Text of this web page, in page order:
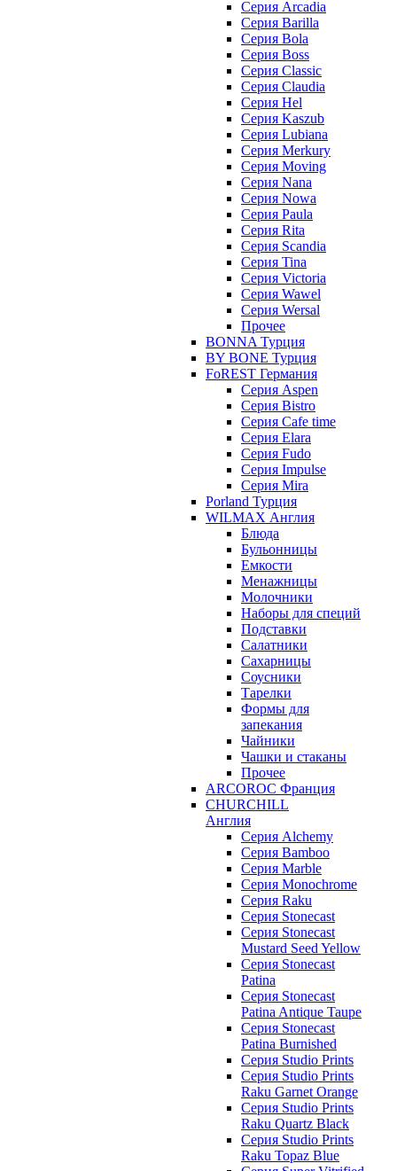
Серия Arcadia
Серия Barilla
Серия Bola
Серия Boss
Серия Classic
Серия Claudia
Серия Hel
Серия Kaszub
Серия Lubiana
Серия Merkury
Серия Moving
Серия Nana
Серия Nowa
Серия Paula
Серия Rita
Серия Scandia
Серия Tina
Серия Victoria
Серия Wawel
Серия Wersal
Прочее
BONNA Турция
BY BONE Турция
FoREST Германия
Серия Aspen
Серия Bistro
Серия Cafe time
Серия Elara
Серия Fudo
Серия Impulse
Серия Mira
Porland Турция
WILMAX Англия
Блюда
Бульонницы
Емкости
Менажницы
Молочники
Наборы для специй
Подставки
Салатники
Сахарницы
Соусники
Тарелки
Формы для
запекания
Чайники
Чашки и стаканы
Прочее
ARCOROC Франция
CHURCHILL
Англия
Серия Alchemy
Серия Bamboo
Серия Marble
Серия Monochrome
Серия Raku
Серия Stonecast
Серия Stonecast
Mustard Seed Yellow
Серия Stonecast
Patina
Серия Stonecast
Patina Antique Taupe
Серия Stonecast
Patina Burnished
Серия Studio Prints
Серия Studio Prints
Raku Garnet Orange
Серия Studio Prints
Raku Quartz Black
Серия Studio Prints
Raku Topaz Blue